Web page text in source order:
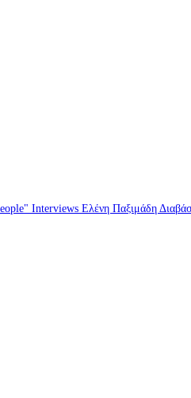
Interviews Ελένη Παξιμάδη